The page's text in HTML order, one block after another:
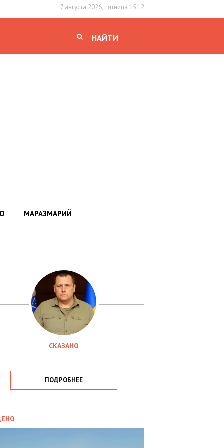
7 августа 2026, пятница 15:12
НАЙТИ
МАРАЗМАРИЙ
СКАЗАНО
ПОДРОБНЕЕ